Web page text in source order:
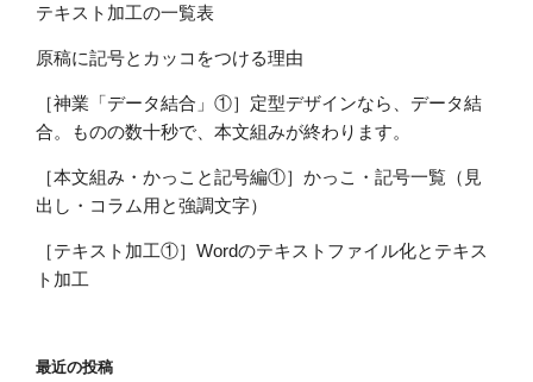
テキスト加工の一覧表
原稿に記号とカッコをつける理由
［神業「データ結合」①］定型デザインなら、データ結
合。ものの数十秒で、本文組みが終わります。
［本文組み・かっこと記号編①］かっこ・記号一覧（見
出し・コラム用と強調文字）
［テキスト加工①］Wordのテキストファイル化とテキス
ト加工
最近の投稿